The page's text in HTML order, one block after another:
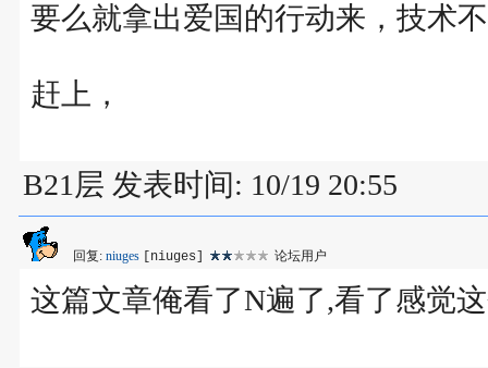
要么就拿出爱国的行动来，技术
赶上，
B21层 发表时间: 10/19 20:55
回复: niuges [niuges] 论坛用户
这篇文章俺看了N遍了,看了感觉